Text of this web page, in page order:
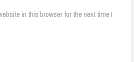
in this browser for the next time I